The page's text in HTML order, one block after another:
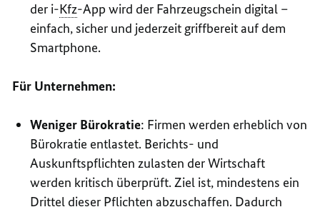
der i-Kfz-App wird der Fahrzeugschein digital –
einfach, sicher und jederzeit griffbereit auf dem
Smartphone.
Für Unternehmen:
Weniger Bürokratie: Firmen werden erheblich von
Bürokratie entlastet. Berichts- und
Auskunftspflichten zulasten der Wirtschaft
werden kritisch überprüft. Ziel ist, mindestens ein
Drittel dieser Pflichten abzuschaffen. Dadurch